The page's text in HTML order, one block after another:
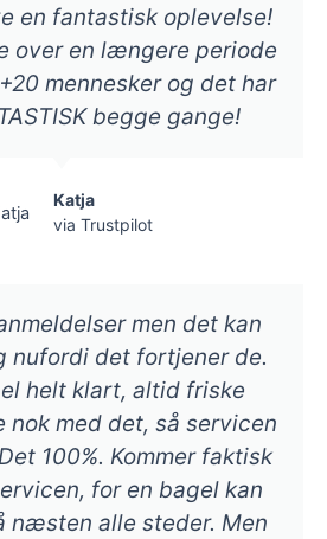
en fantastisk oplevelse!
over en længere periode
mennesker og det har
begge gange!
Katja
via Trustpilot
men det kan
nufordi det fortjener de.
helt klart, altid friske
nok med det, så servicen
100%. Kommer faktisk
for en bagel kan
næsten alle steder. Men